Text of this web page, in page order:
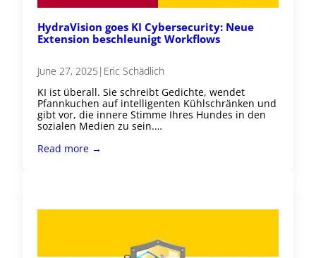
HydraVision goes KI Cybersecurity: Neue
Extension beschleunigt Workflows
June 27, 2025 | Eric Schädlich
KI ist überall. Sie schreibt Gedichte, wendet
Pfannkuchen auf intelligenten Kühlschränken und
gibt vor, die innere Stimme Ihres Hundes in den
sozialen Medien zu sein.…
Read more →